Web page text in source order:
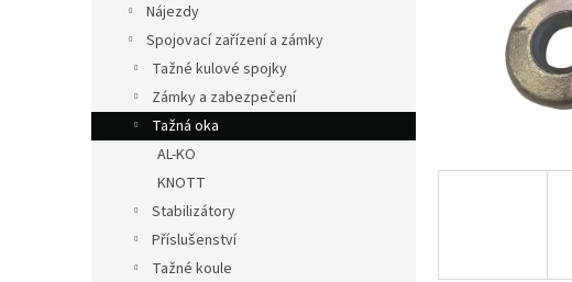
Nájezdy
Spojovací zařízení a zámky
Tažné kulové spojky
Zámky a zabezpečení
Tažná oka
AL-KO
KNOTT
Stabilizátory
Příslušenství
Tažné koule